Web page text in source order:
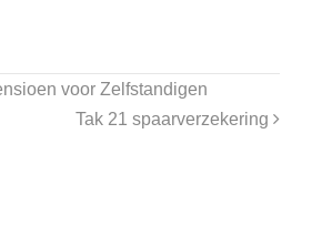
voor Zelfstandigen
Tak 21 spaarverzekering